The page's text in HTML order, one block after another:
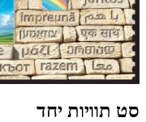
סט תוויות יחד